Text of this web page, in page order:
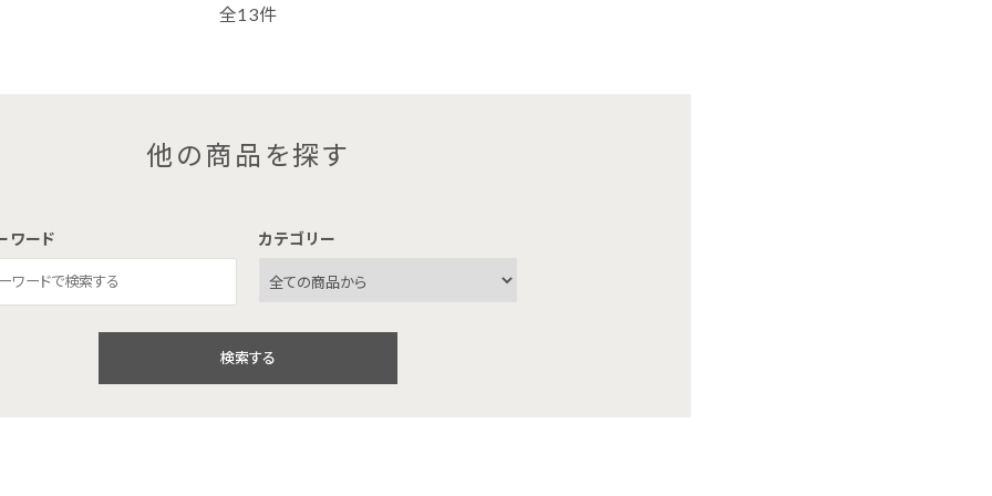
全13件
他の商品を探す
ワード カテゴリー
検索する